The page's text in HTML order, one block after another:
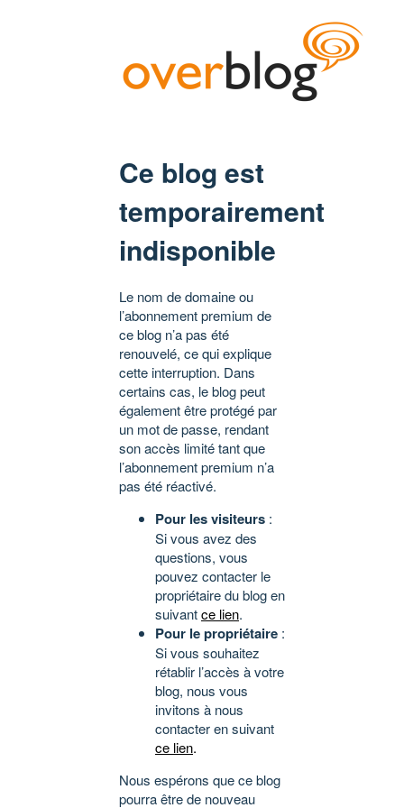
Ce blog est
temporairement
indisponible
Le nom de domaine ou
l’abonnement premium de
ce blog n’a pas été
renouvelé, ce qui explique
cette interruption. Dans
certains cas, le blog peut
également être protégé par
un mot de passe, rendant
son accès limité tant que
l’abonnement premium n’a
pas été réactivé.
Pour les visiteurs :
Si vous avez des
questions, vous
pouvez contacter le
propriétaire du blog en
suivantce lien.
Pour le propriétaire :
Si vous souhaitez
rétablir l’accès à votre
blog, nous vous
invitons à nous
contacter en suivant
ce lien.
Nous espérons que ce blog
pourra être de nouveau